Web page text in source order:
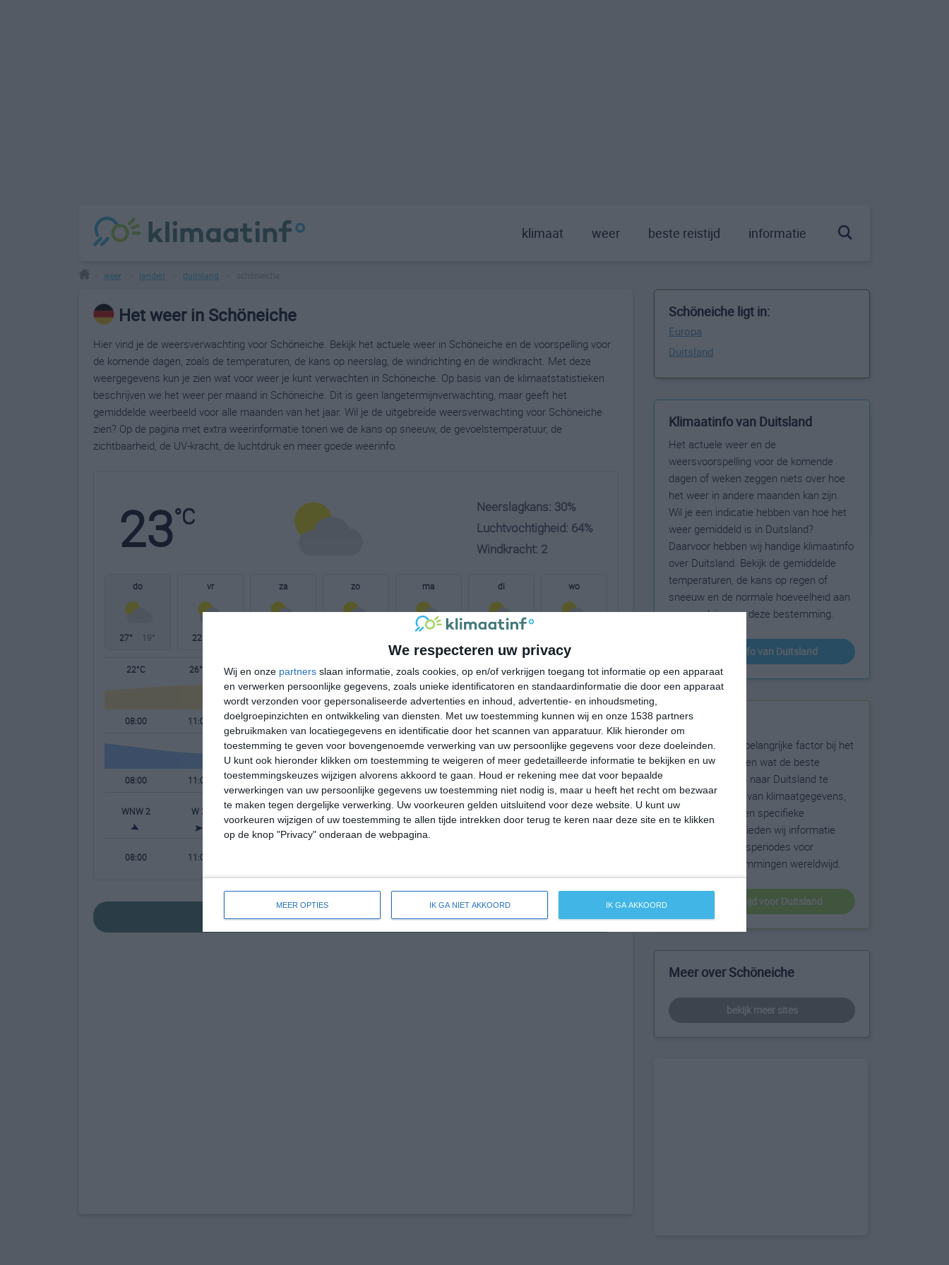
We respecteren uw privacy
Wij en onze partners slaan informatie, zoals cookies, op en/of verkrijgen toegang tot informatie op een apparaat
en verwerken persoonlijke gegevens, zoals unieke identificatoren en standaardinformatie die door een apparaat
wordt verzonden voor gepersonaliseerde advertenties en inhoud, advertentie- en inhoudsmeting,
doelgroepinzichten en ontwikkeling van diensten.
Met uw toestemming kunnen wij en onze 1538 partners
gebruikmaken van locatiegegevens en identificatie door het scannen van apparatuur. Klik hieronder om
toestemming te geven voor bovengenoemde verwerking van uw persoonlijke gegevens voor deze doeleinden.
U kunt ook hieronder klikken om toestemming te weigeren of meer gedetailleerde informatie te bekijken en uw
toestemmingskeuzes wijzigen alvorens akkoord te gaan.
Houd er rekening mee dat voor bepaalde
verwerkingen van uw persoonlijke gegevens uw toestemming niet nodig is, maar u heeft het recht om bezwaar
te maken tegen dergelijke verwerking. Uw voorkeuren gelden uitsluitend voor deze website. U kunt uw
voorkeuren wijzigen of uw toestemming te allen tijde intrekken door terug te keren naar deze site en te klikken
op de knop "Privacy" onderaan de webpagina.
MEER OPTIES IK GA NIET AKKOORD IK GA AKKOORD
klimaat weer beste reistijd informatie
weer landen duitsland
Het weer in Schöneiche
Hier vind je de weersverwachting voor Schöneiche. Bekijk het actuele weer in Schöneiche en de voorspelling voor
de komende dagen, zoals de temperaturen, de kans op neerslag, de windrichting en de windkracht. Met deze
weergegevens kun je zien wat voor weer je kunt verwachten in Schöneiche. Op basis van de klimaatstatistieken
beschrijven we het weer per maand in Schöneiche. Dit is geen langetermijnverwachting, maar geeft het
gemiddelde weerbeeld voor alle maanden van het jaar. Wil je de uitgebreide weersverwachting voor Schöneiche
zien? Op de pagina met extra weerinformatie tonen we de kans op sneeuw, de gevoelstemperatuur, de
zichtbaarheid, de UV-kracht, de luchtdruk en meer goede weerinfo.
23°C
Neerslagkans: 30%
Luchtvochtigheid: 64%
Windkracht: 2
do
27° 19°
vr
22°
za zo ma di wo
22°C 26°C 27°C 27°C 23°C 19°C 16°C 14°C
08:00 11:00 14:00 17:00 20:00 23:00 02:00 05:00
08:00 11:00 14:00 17:00 20:00 23:00 02:00 05:00
WNW 2 W 2 W 3 W 3 WNW 3 WNW 2 WNW 1 W 2
08:00 11:00
bekijk de uitgebreide weersverwachting voor Schöneiche
Schöneiche ligt in:
Europa
Duitsland
Klimaatinfo van Duitsland
Het actuele weer en de
weersvoorspelling voor de komende
dagen of weken zeggen niets over hoe
het weer in andere maanden kan zijn.
Wil je een indicatie hebben van hoe het
weer gemiddeld is in Duitsland?
Daarvoor hebben wij handige klimaatinfo
over Duitsland. Bekijk de gemiddelde
temperaturen, de kans op regen of
sneeuw en de normale hoeveelheid aan
zonneschijn voor deze bestemming.
klimaatinfo van Duitsland
Beste reistijd
Het weer is een belangrijke factor bij het
reizen. Wil je weten wat de beste
maanden zijn om naar Duitsland te
reizen? Op basis van klimaatgegevens,
weersextremen en specifieke
weerinformatie bieden wij informatie
over de beste reisperiodes voor
duizenden bestemmingen wereldwijd.
beste reistijd voor Duitsland
Meer over Schöneiche
bekijk meer sites